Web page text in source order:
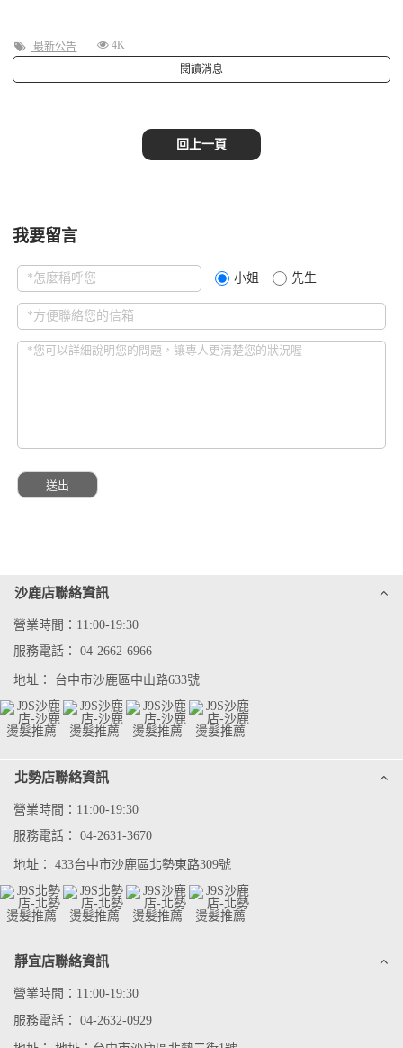
最新公告
4K
閱讀消息
回上一頁
我要留言
小姐 先生
沙鹿店聯絡資訊
營業時間：11:00-19:30
服務電話：04-2662-6966
地址： 台中市沙鹿區中山路633號
北勢店聯絡資訊
營業時間：11:00-19:30
服務電話：04-2631-3670
地址：433台中市沙鹿區北勢東路309號
靜宜店聯絡資訊
營業時間：11:00-19:30
服務電話：04-2632-0929